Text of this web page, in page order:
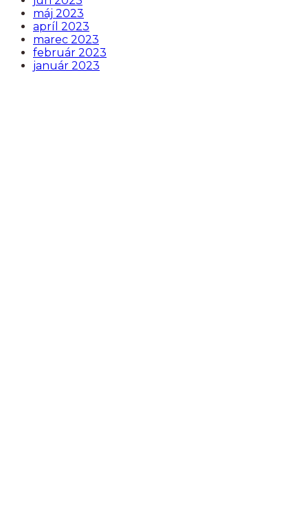
máj 2023
apríl 2023
marec 2023
február 2023
január 2023